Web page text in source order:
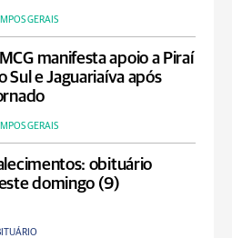
GERAIS
manifesta apoio a Piraí
Sul e Jaguariaíva após
GERAIS
obituário
domingo (9)